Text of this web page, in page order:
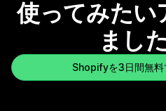
使ってみたい
まし
Shopifyを3日間無料